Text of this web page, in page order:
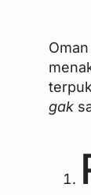
gak